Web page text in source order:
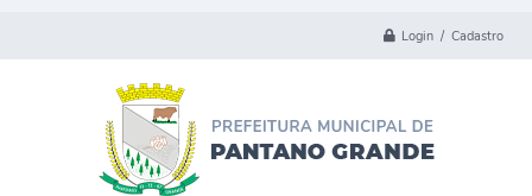
Login / Cadastro